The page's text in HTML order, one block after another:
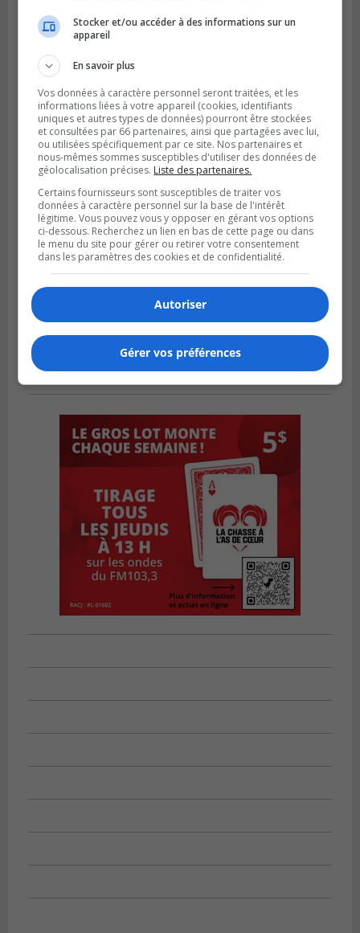
SAINT-CATHERINE
Publié le 30 juillet 2026 à 07h58
Sainte-Catherine prolonge son aide
financière au Complexe Le Partage
Stocker et/ou accéder à des informations sur un
appareil
En savoir plus
Vos données à caractère personnel seront traitées, et les
informations liées à votre appareil (cookies, identifiants
uniques et autres types de données) pourront être stockées
et consultées par 66 partenaires, ainsi que partagées avec lui,
ou utilisées spécifiquement par ce site. Nos partenaires et
nous-mêmes sommes susceptibles d'utiliser des données de
géolocalisation précises. Liste des partenaires.
Certains fournisseurs sont susceptibles de traiter vos
données à caractère personnel sur la base de l'intérêt
légitime. Vous pouvez vous y opposer en gérant vos options
ci-dessous. Recherchez un lien en bas de cette page ou dans
le menu du site pour gérer ou retirer votre consentement
dans les paramètres des cookies et de confidentialité.
Autoriser
Gérer vos préférences